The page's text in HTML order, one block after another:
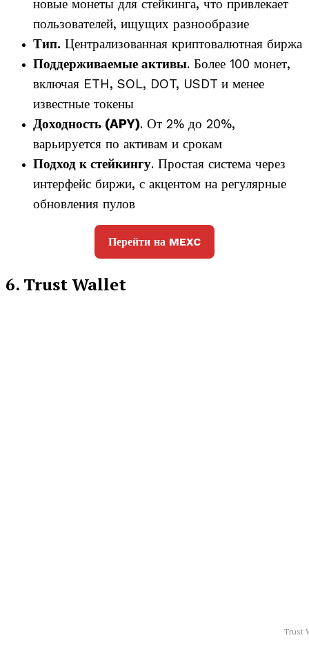
новые монеты для стейкинга, что привлекает
пользователей, ищущих разнообразие
Тип. Централизованная криптовалютная биржа
Поддерживаемые активы. Более 100 монет,
включая ETH, SOL, DOT, USDT и менее
известные токены
Доходность (APY). От 2% до 20%,
варьируется по активам и срокам
Подход к стейкингу. Простая система через
интерфейс биржи, с акцентом на регулярные
обновления пулов
Перейти на MEXC
6. Trust Wallet
Trust